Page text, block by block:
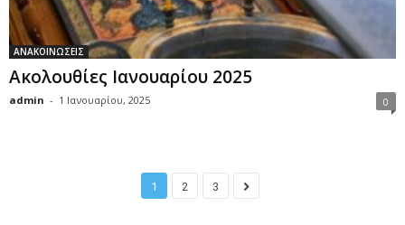
ΑΝΑΚΟΙΝΩΣΕΙΣ
Ακολουθίες Ιανουαρίου 2025
admin - 1 Ιανουαρίου, 2025 0
1 2 3